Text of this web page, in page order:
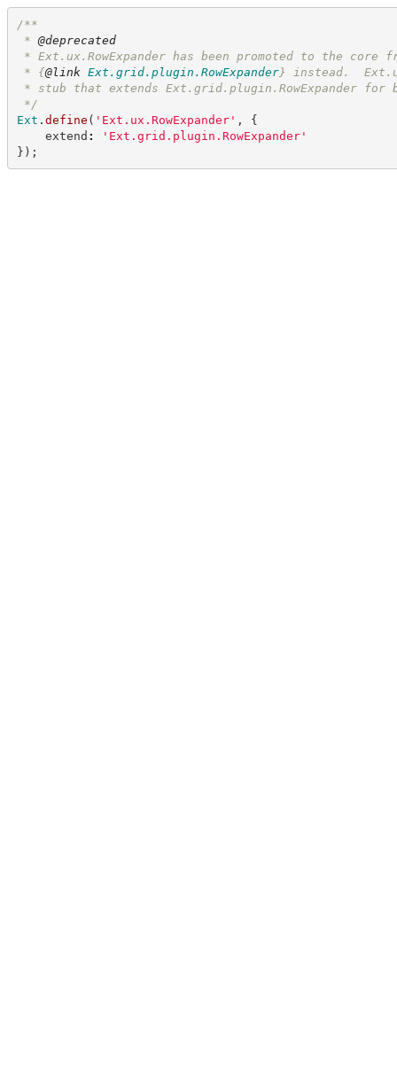
/**
* @deprecated
* Ext.ux.RowExpander has been promoted to the core
* {@link Ext.grid.plugin.RowExpander} instead.
* stub that extends Ext.grid.plugin.RowExpander for
*/
Ext . define ( ' Ext.ux.RowExpander' ,
{
extend : ' Ext.grid.plugin.RowExpander'
} ) ;